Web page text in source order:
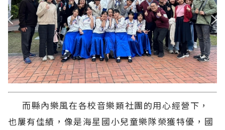
而縣內樂風在各校音樂類社團的用心經營下，
也屢有佳績，像是海星國小兒童樂隊榮獲特優，國